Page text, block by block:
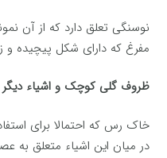
نوسنگی تعلق دارد که از آن
مفرغ که دارای شکل پیچیده و
ظروف گلی کوچک و اشیاء دیگر
خاک رس که احتمالا برای
در میان این اشیاء متعلق به